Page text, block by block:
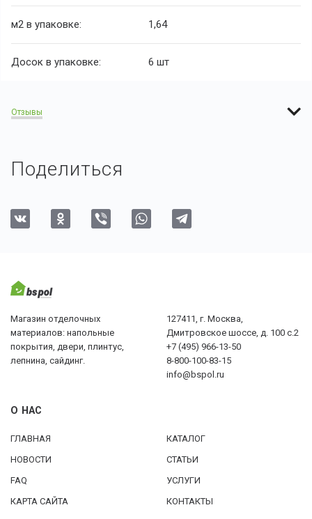
м2 в упаковке: 1,64
Досок в упаковке: 6 шт
Отзывы
Поделиться
Магазин отделочных
материалов: напольные
покрытия, двери, плинтус,
лепнина, сайдинг.
127411, г. Москва,
Дмитровское шоссе, д. 100 с.2
+7 (495) 966-13-50
8-800-100-83-15
info@bspol.ru
О НАС
ГЛАВНАЯ
КАТАЛОГ
НОВОСТИ
СТАТЬИ
FAQ
УСЛУГИ
КАРТА САЙТА
КОНТАКТЫ